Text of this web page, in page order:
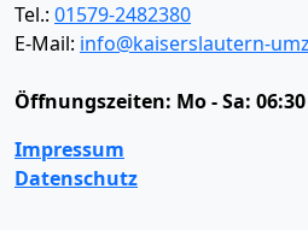
Tel.: 01579-2482380
E-Mail: info@kaiserslautern-
Öffnungszeiten: Mo - Sa:
Impressum
Datenschutz